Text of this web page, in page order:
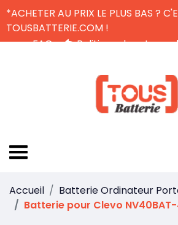
*ACHETER AU PRIX LE PLUS BAS ?
TOUSBATTERIE.COM !
FAQ
Politique de retour
Accueil Batterie Ordinateur
Batterie pour Clevo